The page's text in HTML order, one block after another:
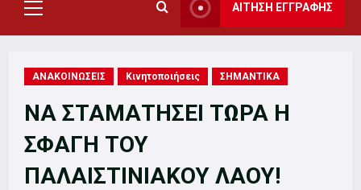
Primary
Menu
ΑΙΤΗΣΗ ΕΓΓΡΑΦΗΣ
ΑΝΑΚΟΙΝΩΣΕΙΣ Κινητοποιήσεις ΣΗΜΑΝΤΙΚΑ
ΝΑ ΣΤΑΜΑΤΗΣΕΙ ΤΩΡΑ Η
ΣΦΑΓΗ ΤΟΥ
ΠΑΛΑΙΣΤΙΝΙΑΚΟΥ ΛΑΟΥ!